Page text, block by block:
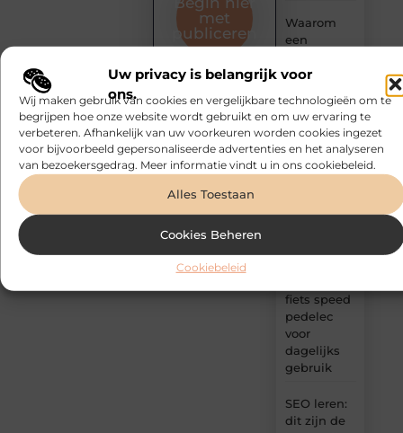
Uw privacy is belangrijk voor
ons.
Wij maken gebruik van cookies en vergelijkbare technologieën om te
begrijpen hoe onze website wordt gebruikt en om uw ervaring te
verbeteren. Afhankelijk van uw voorkeuren worden cookies ingezet
voor bijvoorbeeld gepersonaliseerde advertenties en het analyseren
van bezoekersgedrag. Meer informatie vindt u in ons cookiebeleid.
Alles Toestaan
Cookies Beheren
Cookiebeleid
Waarom
een
in Kortrijk
dan omzet
Aftakdoos
in het
zwart als
keuze voor
fiets speed
pedelec
voor
dagelijks
gebruik
SEO leren:
dit zijn de
met
publiceren